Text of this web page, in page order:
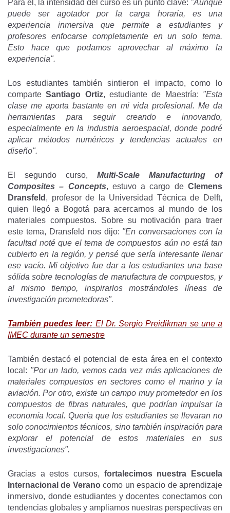
Para él, la intensidad del curso es un punto clave: "Aunque
puede ser agotador por la carga horaria, es una
experiencia inmersiva que permite a estudiantes y
profesores enfocarse completamente en un solo tema.
Esto hace que podamos aprovechar al máximo la
experiencia".
Los estudiantes también sintieron el impacto, como lo
comparteSantiago Ortiz, estudiante de Maestría: "Esta
clase me aporta bastante en mi vida profesional. Me da
herramientas para seguir creando e innovando,
especialmente en la industria aeroespacial, donde podré
aplicar métodos numéricos y tendencias actuales en
diseño".
El segundo curso, Multi-Scale Manufacturing of
Composites – Concepts, estuvo a cargo deClemens
Dransfeld , profesor de la Universidad Técnica de Delft,
quien llegó a Bogotá para acercarnos al mundo de los
materiales compuestos. Sobre su motivación para traer
este tema, Dransfeld nos dijo: "En conversaciones con la
facultad noté que el tema de compuestos aún no está tan
cubierto en la región, y pensé que sería interesante llenar
ese vacío. Mi objetivo fue dar a los estudiantes una base
sólida sobre tecnologías de manufactura de compuestos, y
al mismo tiempo, inspirarlos mostrándoles líneas de
investigación prometedoras".
También puedes leer: El Dr. Sergio Preidikman se une a
IMEC durante un semestre
También destacó el potencial de esta área en el contexto
local: "Por un lado, vemos cada vez más aplicaciones de
materiales compuestos en sectores como el marino y la
aviación. Por otro, existe un campo muy prometedor en los
compuestos de fibras naturales, que podrían impulsar la
economía local. Quería que los estudiantes se llevaran no
solo conocimientos técnicos, sino también inspiración para
explorar el potencial de estos materiales en sus
investigaciones".
Gracias a estos cursos, fortalecimos nuestra Escuela
Internacional de Veranocomo un espacio de aprendizaje
inmersivo, donde estudiantes y docentes conectamos con
tendencias globales y ampliamos nuestras perspectivas en